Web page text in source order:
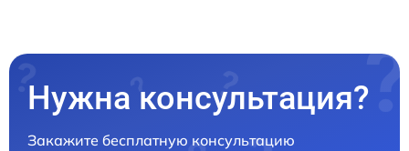
Нужна консультация?
Закажите бесплатную консультацию